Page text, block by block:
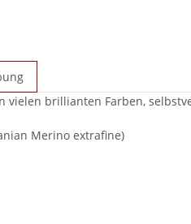
brillianten Farben,
Merino extrafine)